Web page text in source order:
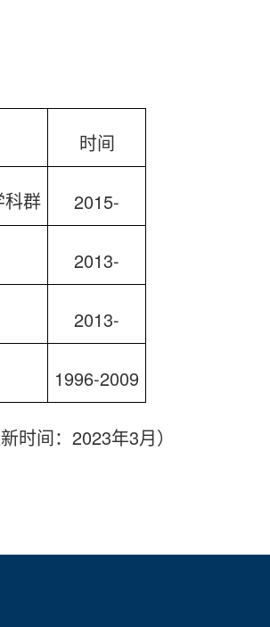
时间
科群 2015-
2013-
2013-
1996-2009
新时间： 2023年3月）